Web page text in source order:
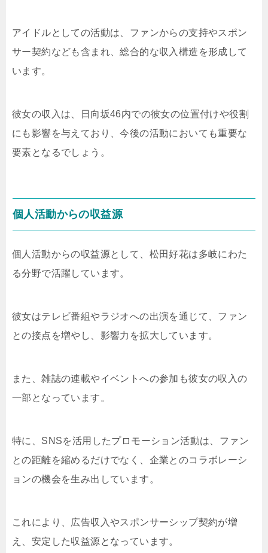
アイドルとしての活動は、ファンからの支持やスポン
サー契約なども含まれ、総合的な収入構造を形成して
います。
彼女の収入は、日向坂46内での彼女の位置付けや役割
にも影響を与えており、今後の活動においても重要な
要素となるでしょう。
個人活動からの収益源
個人活動からの収益源として、松田好花は多岐にわた
る分野で活躍しています。
彼女はテレビ番組やラジオへの出演を通じて、ファン
との接点を増やし、影響力を拡大しています。
また、雑誌の連載やイベントへの参加も彼女の収入の
一部となっています。
特に、SNSを活用したプロモーション活動は、ファン
との距離を縮めるだけでなく、企業とのコラボレーシ
ョンの機会を生み出しています。
これにより、広告収入やスポンサーシップ契約が増
え、安定した収益源となっています。